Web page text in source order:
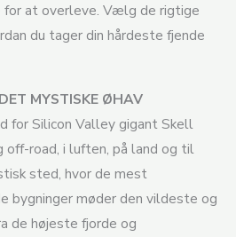
for at overleve. Vælg de rigtige
du tager din hårdeste fjende
MYSTISKE ØHAV
for Silicon Valley gigant Skell
off-road, i luften, på land og til
sted, hvor de mest
bygninger møder den vildeste og
de højeste fjorde og